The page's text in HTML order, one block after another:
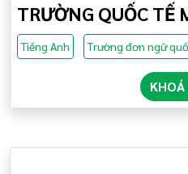
TRƯỜNG QUỐC TẾ
Tiếng Anh Trường đơn ngữ
KHOÁ